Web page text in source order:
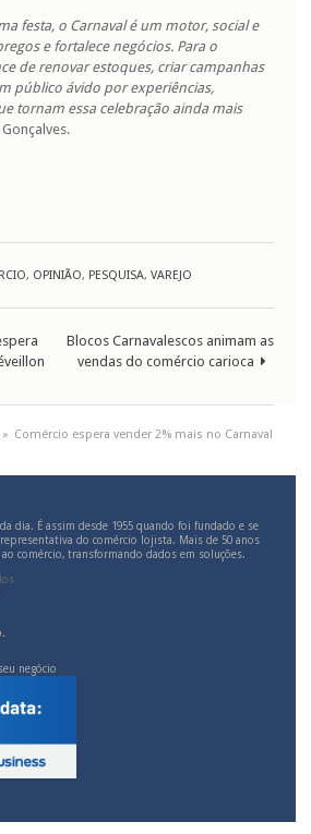
festa, o Carnaval é um motor, social e
e fortalece negócios. Para o
de renovar estoques, criar campanhas
público ávido por experiências,
tornam essa celebração ainda mais
, OPINIÃO, PESQUISA, VAREJO
Blocos Carnavalescos animam as
vendas do comércio carioca
» Comércio espera vender 2% mais no Carnaval
dia. É assim desde 1955 quando foi fundado e se
do comércio lojista. Mais de 50 anos
comércio, transformando dados em soluções.
negócio